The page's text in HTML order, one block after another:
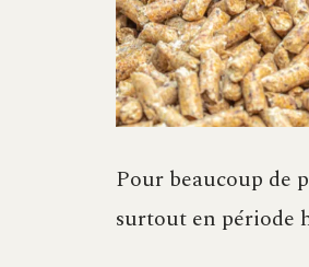
Pour beaucoup de
surtout en période